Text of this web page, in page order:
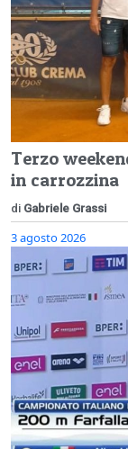
Terzo
in carrozzina
di Gabriele Grassi
3 agosto 2026